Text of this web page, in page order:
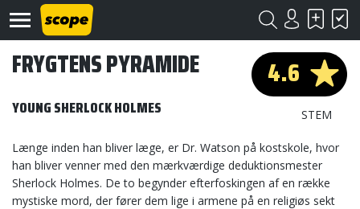
Om
Scope
4.6
STEM
FRYGTENS PYRAMIDE
YOUNG SHERLOCK HOLMES
Længe inden han bliver læge, er Dr. Watson på kostskole, hvor
han bliver venner med den mærkværdige deduktionsmester
Sherlock Holmes. De to begynder efterfoskingen af en række
mystiske mord, der fører dem lige i armene på en religiøs sekt